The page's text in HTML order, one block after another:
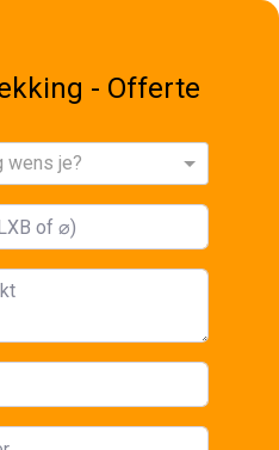
- Offerte
wens je?